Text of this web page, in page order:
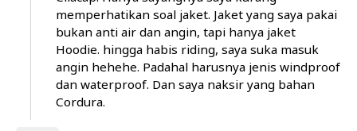
memperhatikan soal jaket. Jaket yang saya pakai
bukan anti air dan angin, tapi hanya jaket
Hoodie. hingga habis riding, saya suka masuk
angin hehehe. Padahal harusnya jenis windproof
dan waterproof. Dan saya naksir yang bahan
Cordura.